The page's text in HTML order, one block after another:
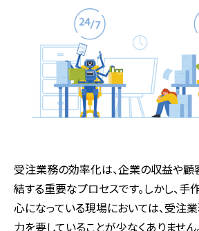
受注業務の効率化は、企業の収益や
結する重要なプロセスです。しかし、
心になっている現場においては、受注
力を要していることが少なくありません